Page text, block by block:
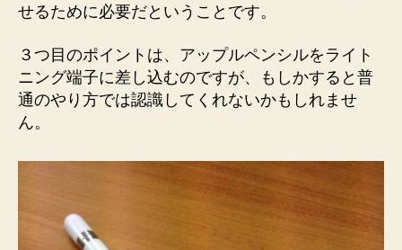
せるために必要だということです。
３つ目のポイントは、アップルペンシルをライト
ニング端子に差し込むのですが、もしかすると普
通のやり方では認識してくれないかもしれませ
ん。